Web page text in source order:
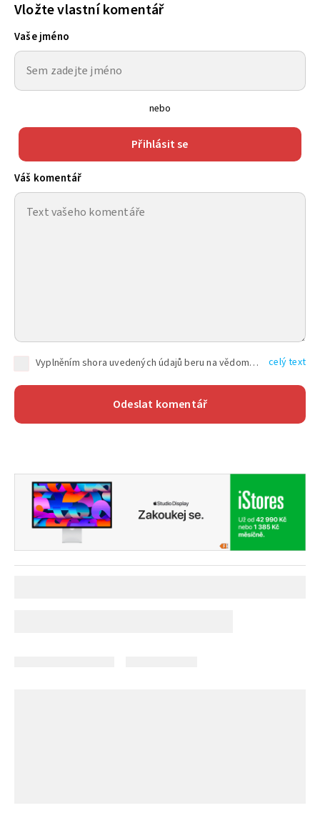
Vložte vlastní komentář
Vaše jméno
nebo
Přihlásit se
Váš komentář
Vyplněním shora uvedených údajů beru na vědomí, že společnost TEXT FACTORY s.r.o., sídlem Brno, Durďákova 336/29, Černá Pole, PSČ: 613 00, IČ: 06157831, zapsané u Krajského soudu v Brně, oddíl C, vložka 100399, bude zpracovávat mé osobní údaje uvedené v rámci mnou vyplněného registračního formuláře na základě oprávněných zájmů TEXT FACTORY s.r.o. dle čl. 6 odst. 1 písm. f) GDPR a pro splnění právních povinností (čl. 6 odst. 1 písm. c) GDPR), a to pro tyto účely: nezbytnost zajistit oprávnění návštěvníka webových stránek provozovaných společností TEXT FACTORY s.r.o. přispívat aktivně ke zveřejněným článkům nebo v rámci diskusních fór a výkon práv TEXT FACTORY s.r.o. jako administrátora těchto diskusních fór. Více informací o zpracování osobních údajů a právech lze nalézt v celý text